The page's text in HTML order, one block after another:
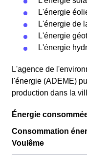
L'énergie
L'énergie de
L'énergie
L'énergie
L'agence de
l'énergie (ADEME)
production dans la
Énergie
Consommation
Voulême